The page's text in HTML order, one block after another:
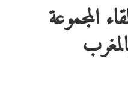
المجموعة